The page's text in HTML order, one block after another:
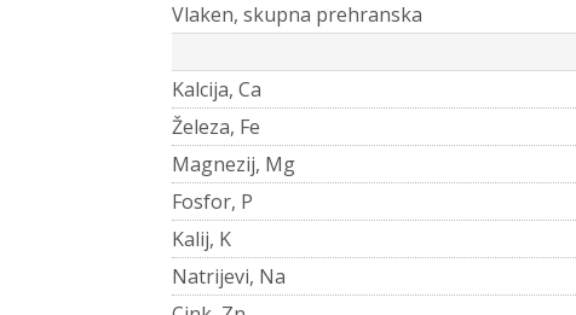
Vlaken, skupna prehranska
Kalcija, Ca
Železa, Fe
Magnezij, Mg
Fosfor, P
Kalij, K
Natrijevi, Na